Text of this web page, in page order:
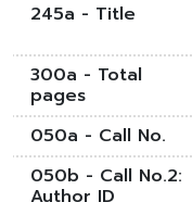
245a - Title
300a - Total
pages
050a - Call No.
050b - Call No.2:
Author ID